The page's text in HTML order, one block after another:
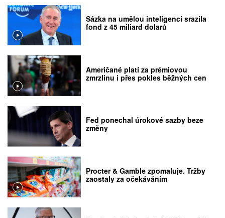
Sázka na umělou inteligenci srazila
fond z 45 miliard dolarů
Američané platí za prémiovou
zmrzlinu i přes pokles běžných cen
Fed ponechal úrokové sazby beze
změny
Procter & Gamble zpomaluje. Tržby
zaostaly za očekáváním